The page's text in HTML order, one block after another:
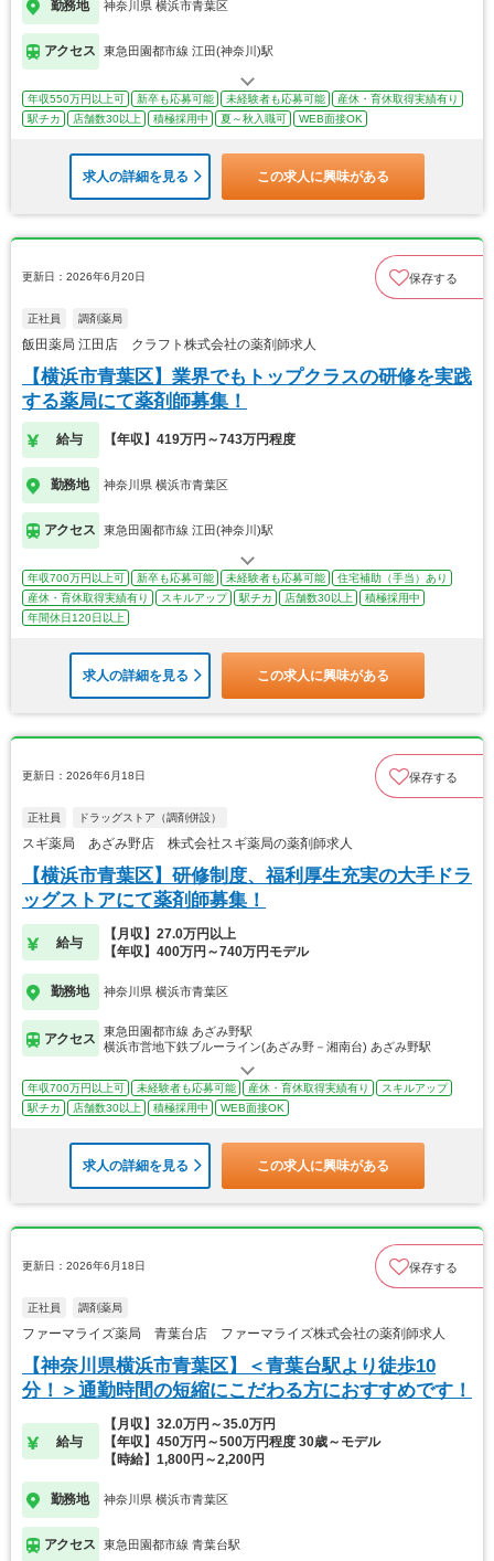
勤務地 神奈川県 横浜市青葉区
アクセス 東急田園都市線 江田(神奈川)駅
年収550万円以上可 新卒も応募可能 未経験者も応募可能
産休・育休取得実績有り
駅チカ
店舗数30以上 積極採用中 夏～秋入職可 WEB面接OK
求人の詳細を見る この求人に興味がある
更新日：2026年6月20日 保存する
正社員 調剤薬局
飯田薬局 江田店 クラフト株式会社の薬剤師求人
【横浜市青葉区】業界でもトップクラスの研修を実践
する薬局にて薬剤師募集！
給与 【年収】419万円～743万円程度
勤務地 神奈川県 横浜市青葉区
アクセス 東急田園都市線 江田(神奈川)駅
年収700万円以上可 新卒も応募可能 未経験者も応募可能
住宅補助（手当）あり
産休・育休取得実績有り
スキルアップ 駅チカ 店舗数30以上
積極採用中
年間休日120日以上
求人の詳細を見る この求人に興味がある
更新日：2026年6月18日 保存する
正社員 ドラッグストア（調剤併設）
スギ薬局 あざみ野店 株式会社スギ薬局の薬剤師求人
【横浜市青葉区】研修制度、福利厚生充実の大手ドラ
ッグストアにて薬剤師募集！
給与
【月収】27.0万円以上
【年収】400万円～740万円モデル
勤務地 神奈川県 横浜市青葉区
アクセス
東急田園都市線 あざみ野駅
横浜市営地下鉄ブルーライン(あざみ野－湘南台) あざみ野駅
年収700万円以上可 未経験者も応募可能 産休・育休取得実績有り
スキルアップ
駅チカ
店舗数30以上 積極採用中 WEB面接OK
求人の詳細を見る この求人に興味がある
更新日：2026年6月18日 保存する
正社員 調剤薬局
ファーマライズ薬局 青葉台店 ファーマライズ株式会社の薬剤師求人
【神奈川県横浜市青葉区】＜青葉台駅より徒歩10
分！＞通勤時間の短縮にこだわる方におすすめです！
給与
【月収】32.0万円～35.0万円
【年収】450万円～500万円程度 30歳～モデル
【時給】1,800円～2,200円
勤務地 神奈川県 横浜市青葉区
アクセス 東急田園都市線 青葉台駅